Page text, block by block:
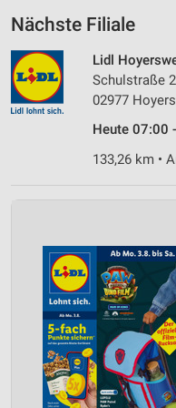
Nächste Filiale
Lidl
Schulstraße
02977
Heute 07:00
133,26 km •